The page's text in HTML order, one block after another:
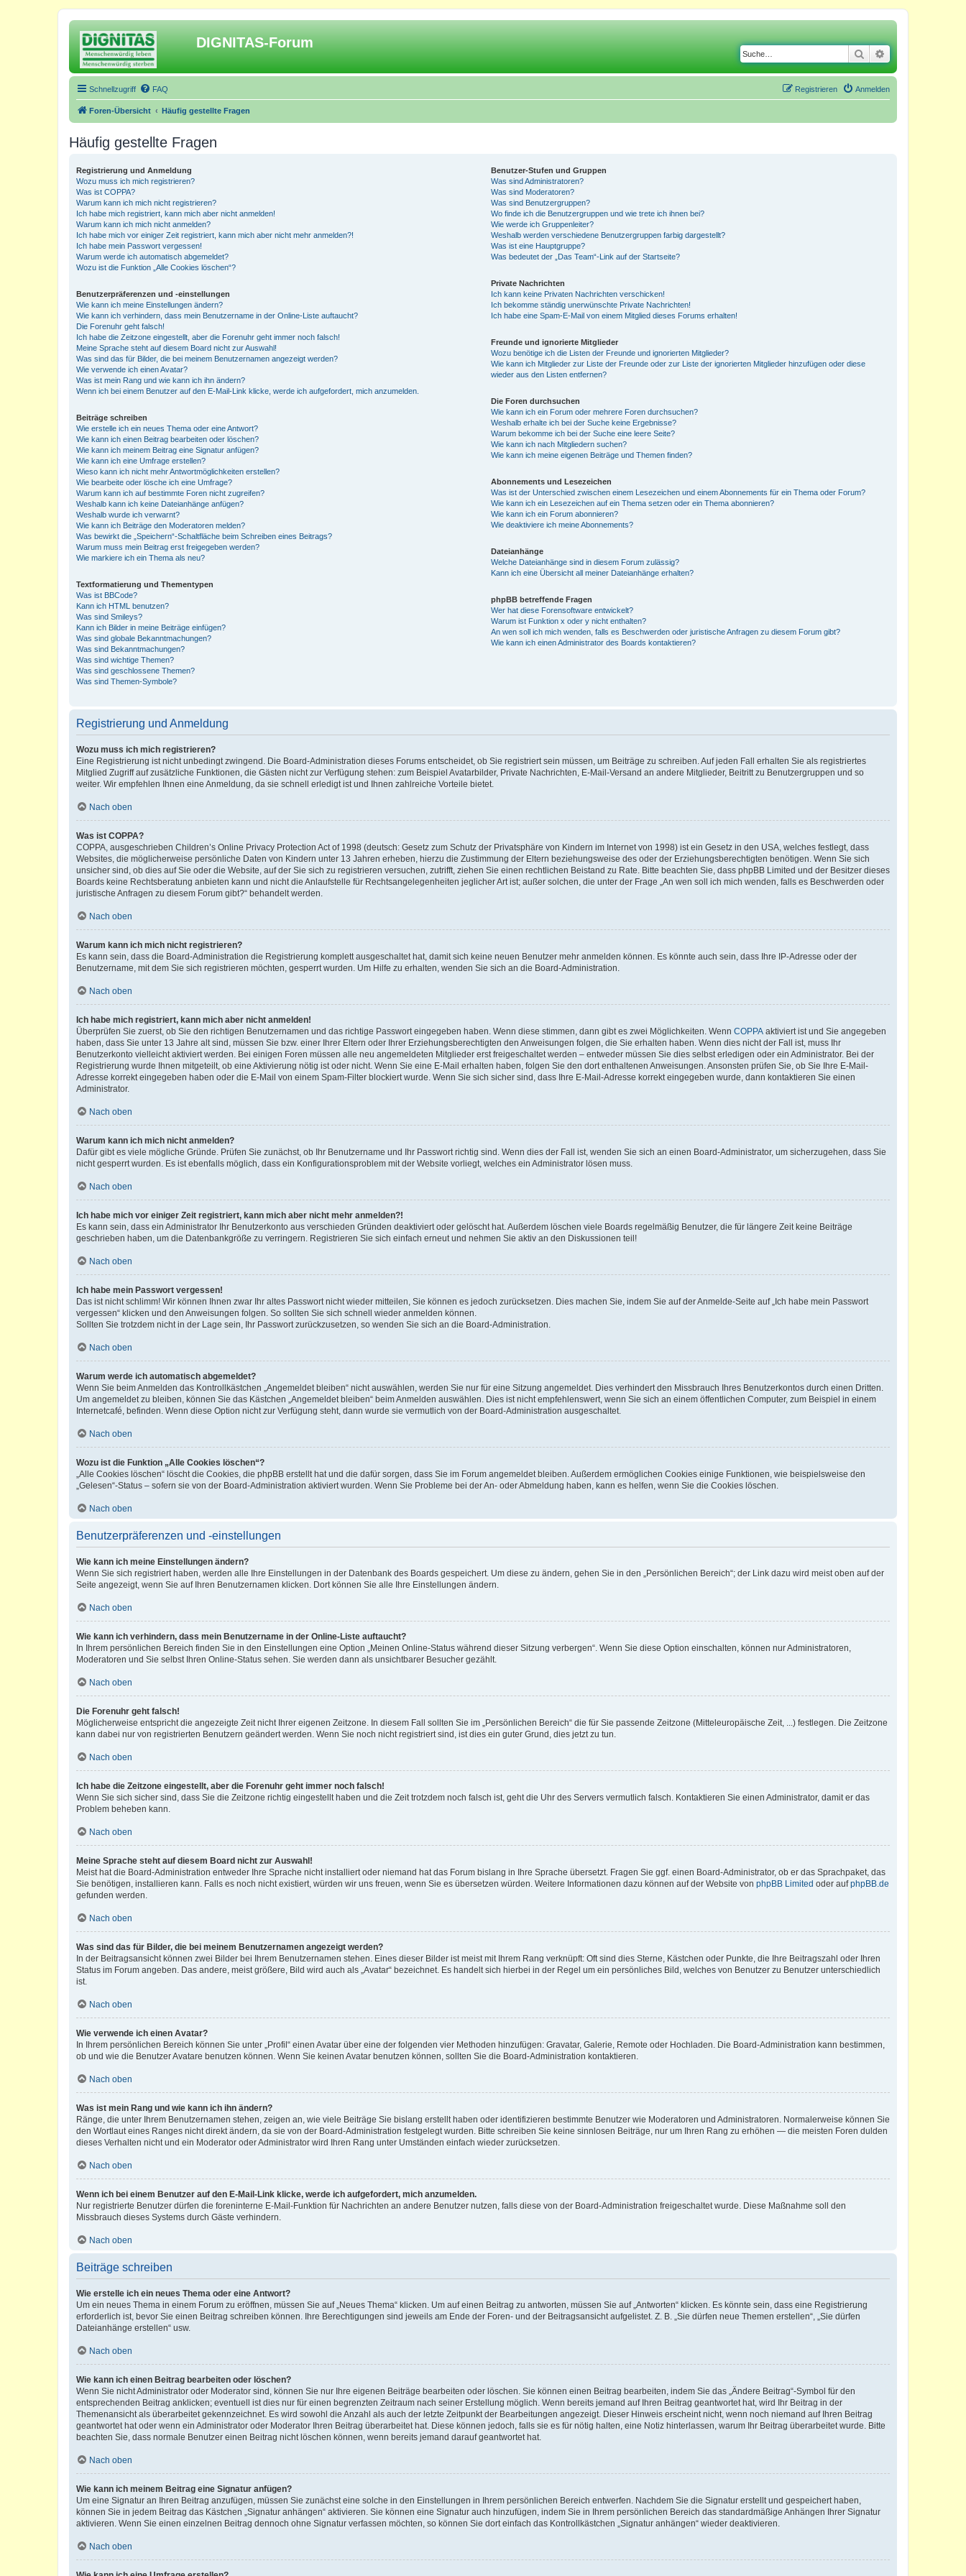
DIGNITAS-Forum
Suche
Schnellzugriff FAQ Anmelden
Registrieren
Foren-Übersicht Häufig gestellte Fragen
Häufig gestellte Fragen
Registrierung und Anmeldung
Wozu muss ich mich registrieren?
Was ist COPPA?
Warum kann ich mich nicht registrieren?
Ich habe mich registriert, kann mich aber nicht anmelden!
Warum kann ich mich nicht anmelden?
Ich habe mich vor einiger Zeit registriert, kann mich aber nicht mehr anmelden?!
Ich habe mein Passwort vergessen!
Warum werde ich automatisch abgemeldet?
Wozu ist die Funktion „Alle Cookies löschen“?
Benutzerpräferenzen und -einstellungen
Wie kann ich meine Einstellungen ändern?
Wie kann ich verhindern, dass mein Benutzername in der Online-Liste auftaucht?
Die Forenuhr geht falsch!
Ich habe die Zeitzone eingestellt, aber die Forenuhr geht immer noch falsch!
Meine Sprache steht auf diesem Board nicht zur Auswahl!
Was sind das für Bilder, die bei meinem Benutzernamen angezeigt werden?
Wie verwende ich einen Avatar?
Was ist mein Rang und wie kann ich ihn ändern?
Wenn ich bei einem Benutzer auf den E-Mail-Link klicke, werde ich aufgefordert, mich anzumelden.
Beiträge schreiben
Wie erstelle ich ein neues Thema oder eine Antwort?
Wie kann ich einen Beitrag bearbeiten oder löschen?
Wie kann ich meinem Beitrag eine Signatur anfügen?
Wie kann ich eine Umfrage erstellen?
Wieso kann ich nicht mehr Antwortmöglichkeiten erstellen?
Wie bearbeite oder lösche ich eine Umfrage?
Warum kann ich auf bestimmte Foren nicht zugreifen?
Weshalb kann ich keine Dateianhänge anfügen?
Weshalb wurde ich verwarnt?
Wie kann ich Beiträge den Moderatoren melden?
Was bewirkt die „Speichern“-Schaltfläche beim Schreiben eines Beitrags?
Warum muss mein Beitrag erst freigegeben werden?
Wie markiere ich ein Thema als neu?
Textformatierung und Thementypen
Was ist BBCode?
Kann ich HTML benutzen?
Was sind Smileys?
Kann ich Bilder in meine Beiträge einfügen?
Was sind globale Bekanntmachungen?
Was sind Bekanntmachungen?
Was sind wichtige Themen?
Was sind geschlossene Themen?
Was sind Themen-Symbole?
Benutzer-Stufen und Gruppen
Was sind Administratoren?
Was sind Moderatoren?
Was sind Benutzergruppen?
Wo finde ich die Benutzergruppen und wie trete ich ihnen bei?
Wie werde ich Gruppenleiter?
Weshalb werden verschiedene Benutzergruppen farbig dargestellt?
Was ist eine Hauptgruppe?
Was bedeutet der „Das Team“-Link auf der Startseite?
Private Nachrichten
Ich kann keine Privaten Nachrichten verschicken!
Ich bekomme ständig unerwünschte Private Nachrichten!
Ich habe eine Spam-E-Mail von einem Mitglied dieses Forums erhalten!
Freunde und ignorierte Mitglieder
Wozu benötige ich die Listen der Freunde und ignorierten Mitglieder?
Wie kann ich Mitglieder zur Liste der Freunde oder zur Liste der ignorierten Mitglieder hinzufügen oder diese
wieder aus den Listen entfernen?
Die Foren durchsuchen
Wie kann ich ein Forum oder mehrere Foren durchsuchen?
Weshalb erhalte ich bei der Suche keine Ergebnisse?
Warum bekomme ich bei der Suche eine leere Seite?
Wie kann ich nach Mitgliedern suchen?
Wie kann ich meine eigenen Beiträge und Themen finden?
Abonnements und Lesezeichen
Was ist der Unterschied zwischen einem Lesezeichen und einem Abonnements für ein Thema oder Forum?
Wie kann ich ein Lesezeichen auf ein Thema setzen oder ein Thema abonnieren?
Wie kann ich ein Forum abonnieren?
Wie deaktiviere ich meine Abonnements?
Dateianhänge
Welche Dateianhänge sind in diesem Forum zulässig?
Kann ich eine Übersicht all meiner Dateianhänge erhalten?
phpBB betreffende Fragen
Wer hat diese Forensoftware entwickelt?
Warum ist Funktion x oder y nicht enthalten?
An wen soll ich mich wenden, falls es Beschwerden oder juristische Anfragen zu diesem Forum gibt?
Wie kann ich einen Administrator des Boards kontaktieren?
Registrierung und Anmeldung
Wozu muss ich mich registrieren?
Eine Registrierung ist nicht unbedingt zwingend. Die Board-Administration dieses Forums entscheidet, ob Sie registriert sein müssen, um Beiträge zu schreiben. Auf jeden Fall erhalten Sie als registriertes
Mitglied Zugriff auf zusätzliche Funktionen, die Gästen nicht zur Verfügung stehen: zum Beispiel Avatarbilder, Private Nachrichten, E-Mail-Versand an andere Mitglieder, Beitritt zu Benutzergruppen und so
weiter. Wir empfehlen Ihnen eine Anmeldung, da sie schnell erledigt ist und Ihnen zahlreiche Vorteile bietet.
Nach oben
Was ist COPPA?
COPPA, ausgeschrieben Children’s Online Privacy Protection Act of 1998 (deutsch: Gesetz zum Schutz der Privatsphäre von Kindern im Internet von 1998) ist ein Gesetz in den USA, welches festlegt, dass
Websites, die möglicherweise persönliche Daten von Kindern unter 13 Jahren erheben, hierzu die Zustimmung der Eltern beziehungsweise des oder der Erziehungsberechtigten benötigen. Wenn Sie sich
unsicher sind, ob dies auf Sie oder die Website, auf der Sie sich zu registrieren versuchen, zutrifft, ziehen Sie einen rechtlichen Beistand zu Rate. Bitte beachten Sie, dass phpBB Limited und der Besitzer dieses
Boards keine Rechtsberatung anbieten kann und nicht die Anlaufstelle für Rechtsangelegenheiten jeglicher Art ist; außer solchen, die unter der Frage „An wen soll ich mich wenden, falls es Beschwerden oder
juristische Anfragen zu diesem Forum gibt?“ behandelt werden.
Nach oben
Warum kann ich mich nicht registrieren?
Es kann sein, dass die Board-Administration die Registrierung komplett ausgeschaltet hat, damit sich keine neuen Benutzer mehr anmelden können. Es könnte auch sein, dass Ihre IP-Adresse oder der
Benutzername, mit dem Sie sich registrieren möchten, gesperrt wurden. Um Hilfe zu erhalten, wenden Sie sich an die Board-Administration.
Nach oben
Ich habe mich registriert, kann mich aber nicht anmelden!
Überprüfen Sie zuerst, ob Sie den richtigen Benutzernamen und das richtige Passwort eingegeben haben. Wenn diese stimmen, dann gibt es zwei Möglichkeiten. Wenn COPPA aktiviert ist und Sie angegeben
haben, dass Sie unter 13 Jahre alt sind, müssen Sie bzw. einer Ihrer Eltern oder Ihrer Erziehungsberechtigten den Anweisungen folgen, die Sie erhalten haben. Wenn dies nicht der Fall ist, muss Ihr
Benutzerkonto vielleicht aktiviert werden. Bei einigen Foren müssen alle neu angemeldeten Mitglieder erst freigeschaltet werden – entweder müssen Sie dies selbst erledigen oder ein Administrator. Bei der
Registrierung wurde Ihnen mitgeteilt, ob eine Aktivierung nötig ist oder nicht. Wenn Sie eine E-Mail erhalten haben, folgen Sie den dort enthaltenen Anweisungen. Ansonsten prüfen Sie, ob Sie Ihre E-Mail-
Adresse korrekt eingegeben haben oder die E-Mail von einem Spam-Filter blockiert wurde. Wenn Sie sich sicher sind, dass Ihre E-Mail-Adresse korrekt eingegeben wurde, dann kontaktieren Sie einen
Administrator.
Nach oben
Warum kann ich mich nicht anmelden?
Dafür gibt es viele mögliche Gründe. Prüfen Sie zunächst, ob Ihr Benutzername und Ihr Passwort richtig sind. Wenn dies der Fall ist, wenden Sie sich an einen Board-Administrator, um sicherzugehen, dass Sie
nicht gesperrt wurden. Es ist ebenfalls möglich, dass ein Konfigurationsproblem mit der Website vorliegt, welches ein Administrator lösen muss.
Nach oben
Ich habe mich vor einiger Zeit registriert, kann mich aber nicht mehr anmelden?!
Es kann sein, dass ein Administrator Ihr Benutzerkonto aus verschieden Gründen deaktiviert oder gelöscht hat. Außerdem löschen viele Boards regelmäßig Benutzer, die für längere Zeit keine Beiträge
geschrieben haben, um die Datenbankgröße zu verringern. Registrieren Sie sich einfach erneut und nehmen Sie aktiv an den Diskussionen teil!
Nach oben
Ich habe mein Passwort vergessen!
Das ist nicht schlimm! Wir können Ihnen zwar Ihr altes Passwort nicht wieder mitteilen, Sie können es jedoch zurücksetzen. Dies machen Sie, indem Sie auf der Anmelde-Seite auf „Ich habe mein Passwort
vergessen“ klicken und den Anweisungen folgen. So sollten Sie sich schnell wieder anmelden können.
Sollten Sie trotzdem nicht in der Lage sein, Ihr Passwort zurückzusetzen, so wenden Sie sich an die Board-Administration.
Nach oben
Warum werde ich automatisch abgemeldet?
Wenn Sie beim Anmelden das Kontrollkästchen „Angemeldet bleiben“ nicht auswählen, werden Sie nur für eine Sitzung angemeldet. Dies verhindert den Missbrauch Ihres Benutzerkontos durch einen Dritten.
Um angemeldet zu bleiben, können Sie das Kästchen „Angemeldet bleiben“ beim Anmelden auswählen. Dies ist nicht empfehlenswert, wenn Sie sich an einem öffentlichen Computer, zum Beispiel in einem
Internetcafé, befinden. Wenn diese Option nicht zur Verfügung steht, dann wurde sie vermutlich von der Board-Administration ausgeschaltet.
Nach oben
Wozu ist die Funktion „Alle Cookies löschen“?
„Alle Cookies löschen“ löscht die Cookies, die phpBB erstellt hat und die dafür sorgen, dass Sie im Forum angemeldet bleiben. Außerdem ermöglichen Cookies einige Funktionen, wie beispielsweise den
„Gelesen“-Status – sofern sie von der Board-Administration aktiviert wurden. Wenn Sie Probleme bei der An- oder Abmeldung haben, kann es helfen, wenn Sie die Cookies löschen.
Nach oben
Benutzerpräferenzen und -einstellungen
Wie kann ich meine Einstellungen ändern?
Wenn Sie sich registriert haben, werden alle Ihre Einstellungen in der Datenbank des Boards gespeichert. Um diese zu ändern, gehen Sie in den „Persönlichen Bereich“; der Link dazu wird meist oben auf der
Seite angezeigt, wenn Sie auf Ihren Benutzernamen klicken. Dort können Sie alle Ihre Einstellungen ändern.
Nach oben
Wie kann ich verhindern, dass mein Benutzername in der Online-Liste auftaucht?
In Ihrem persönlichen Bereich finden Sie in den Einstellungen eine Option „Meinen Online-Status während dieser Sitzung verbergen“. Wenn Sie diese Option einschalten, können nur Administratoren,
Moderatoren und Sie selbst Ihren Online-Status sehen. Sie werden dann als unsichtbarer Besucher gezählt.
Nach oben
Die Forenuhr geht falsch!
Möglicherweise entspricht die angezeigte Zeit nicht Ihrer eigenen Zeitzone. In diesem Fall sollten Sie im „Persönlichen Bereich“ die für Sie passende Zeitzone (Mitteleuropäische Zeit, ...) festlegen. Die Zeitzone
kann dabei nur von registrierten Benutzern geändert werden. Wenn Sie noch nicht registriert sind, ist dies ein guter Grund, dies jetzt zu tun.
Nach oben
Ich habe die Zeitzone eingestellt, aber die Forenuhr geht immer noch falsch!
Wenn Sie sich sicher sind, dass Sie die Zeitzone richtig eingestellt haben und die Zeit trotzdem noch falsch ist, geht die Uhr des Servers vermutlich falsch. Kontaktieren Sie einen Administrator, damit er das
Problem beheben kann.
Nach oben
Meine Sprache steht auf diesem Board nicht zur Auswahl!
Meist hat die Board-Administration entweder Ihre Sprache nicht installiert oder niemand hat das Forum bislang in Ihre Sprache übersetzt. Fragen Sie ggf. einen Board-Administrator, ob er das Sprachpaket, das
Sie benötigen, installieren kann. Falls es noch nicht existiert, würden wir uns freuen, wenn Sie es übersetzen würden. Weitere Informationen dazu können auf der Website von phpBB Limited oder aufphpBB.de
gefunden werden.
Nach oben
Was sind das für Bilder, die bei meinem Benutzernamen angezeigt werden?
In der Beitragsansicht können zwei Bilder bei Ihrem Benutzernamen stehen. Eines dieser Bilder ist meist mit Ihrem Rang verknüpft: Oft sind dies Sterne, Kästchen oder Punkte, die Ihre Beitragszahl oder Ihren
Status im Forum angeben. Das andere, meist größere, Bild wird auch als „Avatar“ bezeichnet. Es handelt sich hierbei in der Regel um ein persönliches Bild, welches von Benutzer zu Benutzer unterschiedlich
ist.
Nach oben
Wie verwende ich einen Avatar?
In Ihrem persönlichen Bereich können Sie unter „Profil“ einen Avatar über eine der folgenden vier Methoden hinzufügen: Gravatar, Galerie, Remote oder Hochladen. Die Board-Administration kann bestimmen,
ob und wie die Benutzer Avatare benutzen können. Wenn Sie keinen Avatar benutzen können, sollten Sie die Board-Administration kontaktieren.
Nach oben
Was ist mein Rang und wie kann ich ihn ändern?
Ränge, die unter Ihrem Benutzernamen stehen, zeigen an, wie viele Beiträge Sie bislang erstellt haben oder identifizieren bestimmte Benutzer wie Moderatoren und Administratoren. Normalerweise können Sie
den Wortlaut eines Ranges nicht direkt ändern, da sie von der Board-Administration festgelegt wurden. Bitte schreiben Sie keine sinnlosen Beiträge, nur um Ihren Rang zu erhöhen — die meisten Foren dulden
dieses Verhalten nicht und ein Moderator oder Administrator wird Ihren Rang unter Umständen einfach wieder zurücksetzen.
Nach oben
Wenn ich bei einem Benutzer auf den E-Mail-Link klicke, werde ich aufgefordert, mich anzumelden.
Nur registrierte Benutzer dürfen die foreninterne E-Mail-Funktion für Nachrichten an andere Benutzer nutzen, falls diese von der Board-Administration freigeschaltet wurde. Diese Maßnahme soll den
Missbrauch dieses Systems durch Gäste verhindern.
Nach oben
Beiträge schreiben
Wie erstelle ich ein neues Thema oder eine Antwort?
Um ein neues Thema in einem Forum zu eröffnen, müssen Sie auf „Neues Thema“ klicken. Um auf einen Beitrag zu antworten, müssen Sie auf „Antworten“ klicken. Es könnte sein, dass eine Registrierung
erforderlich ist, bevor Sie einen Beitrag schreiben können. Ihre Berechtigungen sind jeweils am Ende der Foren- und der Beitragsansicht aufgelistet. Z. B. „Sie dürfen neue Themen erstellen“, „Sie dürfen
Dateianhänge erstellen“ usw.
Nach oben
Wie kann ich einen Beitrag bearbeiten oder löschen?
Wenn Sie nicht Administrator oder Moderator sind, können Sie nur Ihre eigenen Beiträge bearbeiten oder löschen. Sie können einen Beitrag bearbeiten, indem Sie das „Ändere Beitrag“-Symbol für den
entsprechenden Beitrag anklicken; eventuell ist dies nur für einen begrenzten Zeitraum nach seiner Erstellung möglich. Wenn bereits jemand auf Ihren Beitrag geantwortet hat, wird Ihr Beitrag in der
Themenansicht als überarbeitet gekennzeichnet. Es wird sowohl die Anzahl als auch der letzte Zeitpunkt der Bearbeitungen angezeigt. Dieser Hinweis erscheint nicht, wenn noch niemand auf Ihren Beitrag
geantwortet hat oder wenn ein Administrator oder Moderator Ihren Beitrag überarbeitet hat. Diese können jedoch, falls sie es für nötig halten, eine Notiz hinterlassen, warum Ihr Beitrag überarbeitet wurde. Bitte
beachten Sie, dass normale Benutzer einen Beitrag nicht löschen können, wenn bereits jemand darauf geantwortet hat.
Nach oben
Wie kann ich meinem Beitrag eine Signatur anfügen?
Um eine Signatur an Ihren Beitrag anzufügen, müssen Sie zunächst eine solche in den Einstellungen in Ihrem persönlichen Bereich entwerfen. Nachdem Sie die Signatur erstellt und gespeichert haben,
können Sie in jedem Beitrag das Kästchen „Signatur anhängen“ aktivieren. Sie können eine Signatur auch hinzufügen, indem Sie in Ihrem persönlichen Bereich das standardmäßige Anhängen Ihrer Signatur
aktivieren. Wenn Sie einen einzelnen Beitrag dennoch ohne Signatur verfassen möchten, so können Sie dort einfach das Kontrollkästchen „Signatur anhängen“ wieder deaktivieren.
Nach oben